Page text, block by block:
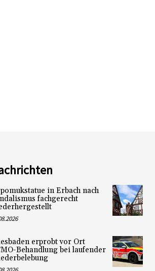
in Erbach nach
fachgerecht
erprobt vor Ort
Behandlung bei laufender